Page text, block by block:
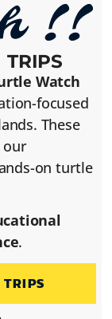
TRIPS
Watch
focused
These
our
on turtle
.